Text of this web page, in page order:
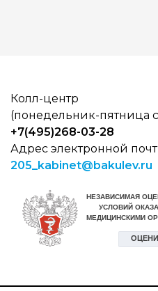
Колл-центр
(понедельник-пятница с
+7(495)268-03-28
Адрес электронной
205_kabinet@bakulev.ru